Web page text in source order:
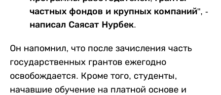
частных фондов и крупных компаний", -
написал Саясат Нурбек.
Он напомнил, что после зачисления часть
государственных грантов ежегодно
освобождается. Кроме того, студенты,
начавшие обучение на платной основе и